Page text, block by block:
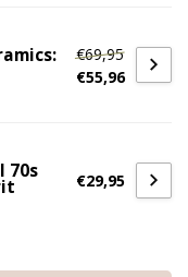
€69,95
€55,96
70s €29,95